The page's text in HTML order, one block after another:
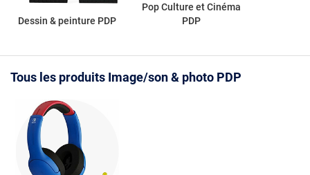
Dessin & peinture PDP
Pop Culture et Cinéma
PDP
Tous les produits Image/son & photo PDP